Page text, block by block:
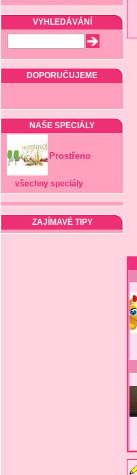
VYHLEDÁVÁNÍ
DOPORUČUJEME
NAŠE SPECIÁLY
Prostřeno
všechny speciály
ZAJÍMAVÉ TIPY